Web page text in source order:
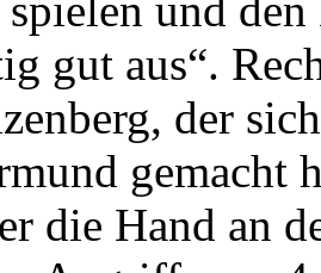
gut aus“.
der
gemacht
die Hand an